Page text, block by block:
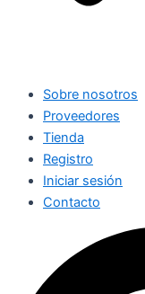
Sobre nosotros
Proveedores
Tienda
Registro
Iniciar sesión
Contacto